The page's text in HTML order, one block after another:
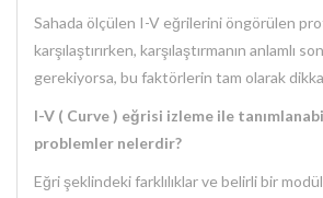
Sahada ölçülen I-V eğrilerini öngörülen
karşılaştırırken, karşılaştırmanın anlamlı
gerekiyorsa, bu faktörlerin tam olarak
I-V ( Curve ) eğrisi izleme ile
problemler nelerdir?
Eğri şeklindeki farklılıklar ve belirli bir